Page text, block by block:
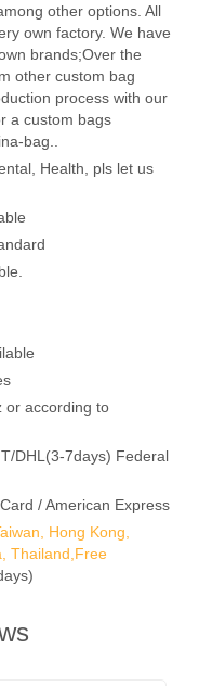
other options. All
own factory. We have
brands;Over the
other custom bag
process with our
a custom bags
bag..
Health, pls let us
or according to
DHL(3-7days) Federal
/ American Express
Hong Kong,
Thailand,Free